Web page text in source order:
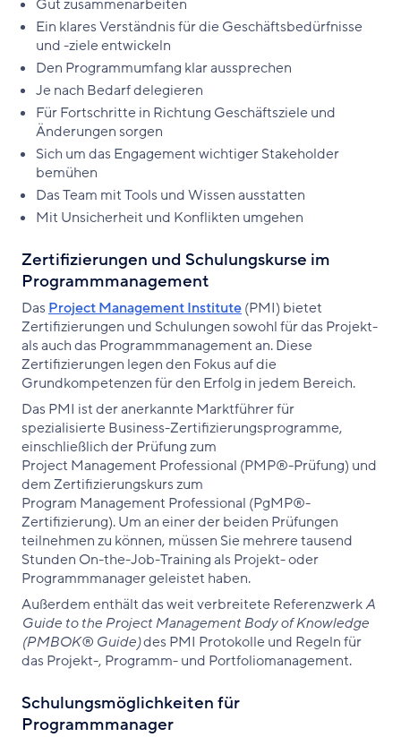
Gut zusammenarbeiten
Ein klares Verständnis für die Geschäftsbedürfnisse
und -ziele entwickeln
Den Programmumfang klar aussprechen
Je nach Bedarf delegieren
Für Fortschritte in Richtung Geschäftsziele und
Änderungen sorgen
Sich um das Engagement wichtiger Stakeholder
bemühen
Das Team mit Tools und Wissen ausstatten
Mit Unsicherheit und Konflikten umgehen
Zertifizierungen und Schulungskurse im
Programmmanagement
Das Project Management Institute(PMI) bietet
Zertifizierungen und Schulungen sowohl für das Projekt-
als auch das Programmmanagement an. Diese
Zertifizierungen legen den Fokus auf die
Grundkompetenzen für den Erfolg in jedem Bereich.
Das PMI ist der anerkannte Marktführer für
spezialisierte Business-Zertifizierungsprogramme,
einschließlich der Prüfung zum
Project Management Professional (PMP®-Prüfung) und
dem Zertifizierungskurs zum
Program Management Professional (PgMP®-
Zertifizierung). Um an einer der beiden Prüfungen
teilnehmen zu können, müssen Sie mehrere tausend
Stunden On-the-Job-Training als Projekt- oder
Programmmanager geleistet haben.
Außerdem enthält das weit verbreitete ReferenzwerkA
Guide to the Project Management Body of Knowledge
(PMBOK® Guide)des PMI Protokolle und Regeln für
das Projekt-, Programm- und Portfoliomanagement.
Schulungsmöglichkeiten für
Programmmanager